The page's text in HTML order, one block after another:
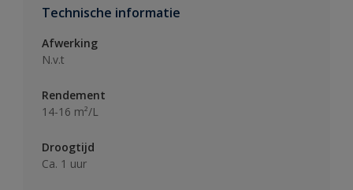
Technische informatie
Afwerking
N.v.t
Rendement
14-16 m²/L
Droogtijd
Ca. 1 uur